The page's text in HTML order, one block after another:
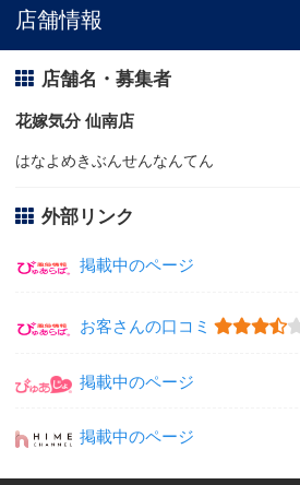
店舗情報
店舗名・募集者
花嫁気分 仙南店
はなよめきぶんせんなんてん
外部リンク
掲載中のページ
お客さんの口コミ
掲載中のページ
掲載中のページ